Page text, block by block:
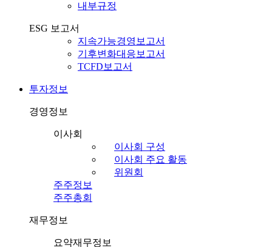
내부규정
ESG 보고서
지속가능경영보고서
기후변화대응보고서
TCFD보고서
투자정보
경영정보
이사회
이사회 구성
이사회 주요 활동
위원회
주주정보
주주총회
재무정보
요약재무정보